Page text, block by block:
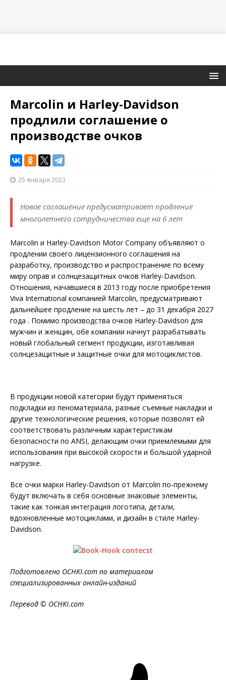
Marcolin и Harley-Davidson
продлили соглашение о
производстве очков
25 января 2023
Новое соглашение предусматривает продление
многолетнего сотрудничества еще на 6 лет
Marcolin и Harley-Davidson Motor Company объявляют о
продлении своего лицензионного соглашения на
разработку, производство и распространение по всему
миру оправ и солнцезащитных очков Harley-Davidson.
Отношения, начавшиеся в 2013 году после приобретения
Viva International компанией Marcolin, предусматривают
дальнейшее продление на шесть лет – до 31 декабря 2027
года . Помимо производства очков Harley-Davidson для
мужчин и женщин, обе компании начнут разрабатывать
новый глобальный сегмент продукции, изготавливая
солнцезащитные и защитные очки для мотоциклистов.
В продукции новой категории будут применяться
подкладки из пеноматериала, разные съемные накладки и
другие технологические решения, которые позволят ей
соответствовать различным характеристикам
безопасности по ANSI, делающим очки приемлемыми для
использования при высокой скорости и большой ударной
нагрузке.
Все очки марки Harley-Davidson от Marcolin по-прежнему
будут включать в себя основные знаковые элементы,
такие как тонкая интеграция логотипа, детали,
вдохновленные мотоциклами, и дизайн в стиле Harley-
Davidson.
Подготовлено OCHKI.com по материалам
специализированных онлайн-изданий
Перевод © OCHKI.com